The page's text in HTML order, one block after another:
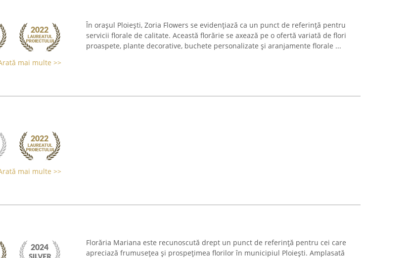
mai multe >>
În orașul Ploiești, Zoria Flowers se evidențiază ca un punct de referință pentru
servicii florale de calitate. Această florărie se axează pe o ofertă variată de flori
proaspete, plante decorative, buchete personalizate și aranjamente florale ...
mai multe >>
Florăria Mariana este recunoscută drept un punct de referință pentru cei care
apreciază frumusețea și prospețimea florilor în municipiul Ploiești. Amplasată